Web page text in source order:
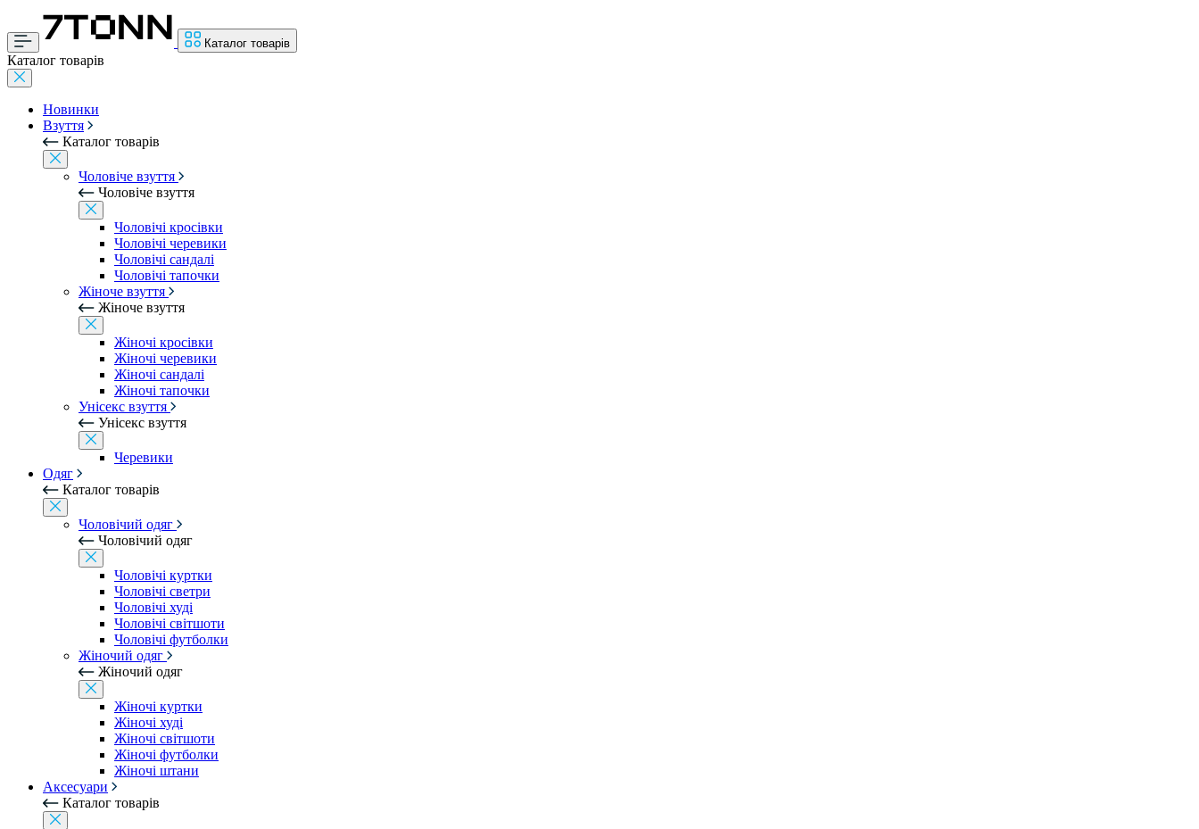
Каталог товарів
Каталог товарів
Новинки
Взуття
Каталог товарів
Чоловіче взуття
Чоловіче взуття
Чоловічі кросівки
Чоловічі черевики
Чоловічі сандалі
Чоловічі тапочки
Жіноче взуття
Жіноче взуття
Жіночі кросівки
Жіночі черевики
Жіночі сандалі
Жіночі тапочки
Унісекс взуття
Унісекс взуття
Черевики
Одяг
Каталог товарів
Чоловічий одяг
Чоловічий одяг
Чоловічі куртки
Чоловічі светри
Чоловічі худі
Чоловічі світшоти
Чоловічі футболки
Жіночий одяг
Жіночий одяг
Жіночі куртки
Жіночі худі
Жіночі світшоти
Жіночі футболки
Жіночі штани
Аксесуари
Каталог товарів